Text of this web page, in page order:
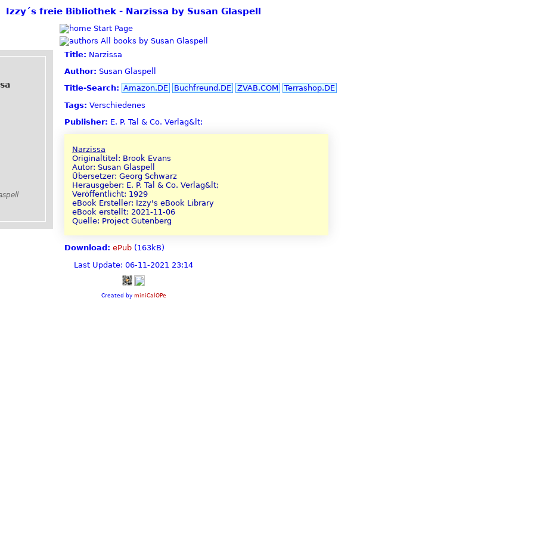
Izzy´s freie Bibliothek - Narzissa by Susan Glaspell
Start Page
All books by Susan Glaspell
Title: Narzissa
Author: Susan Glaspell
Title-Search: Amazon.DE Buchfreund.DE ZVAB.COM
Terrashop.DE
Tags: Verschiedenes
Publisher: E. P. Tal & Co. Verlag&lt;
Narzissa
Originaltitel: Brook Evans
Autor: Susan Glaspell
Übersetzer: Georg Schwarz
Herausgeber: E. P. Tal & Co. Verlag&lt;
Veröffentlicht: 1929
eBook Ersteller: Izzy's eBook Library
eBook erstellt: 2021-11-06
Quelle: Project Gutenberg
Download: ePub(163kB)
Last Update: 06-11-2021 23:14
Created by miniCalOPe